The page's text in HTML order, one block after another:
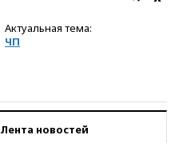
Актуальная тема:
ЧП
Лента новостей